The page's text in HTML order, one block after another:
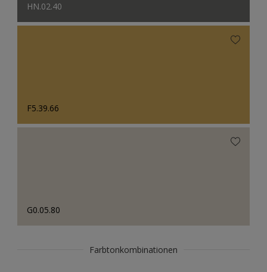
HN.02.40
F5.39.66
G0.05.80
Farbtonkombinationen